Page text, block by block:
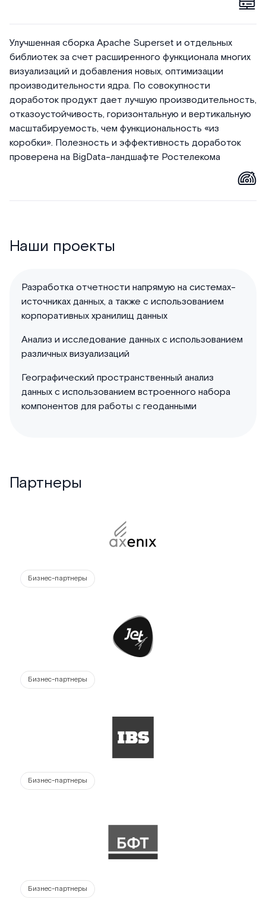
Улучшенная сборка Apache Superset и отдельных
библиотек за счет расширенного функционала многих
визуализаций и добавления новых, оптимизации
производительности ядра. По совокупности
доработок продукт дает лучшую производительность,
отказоустойчивость, горизонтальную и вертикальную
масштабируемость, чем функциональность «из
коробки». Полезность и эффективность доработок
проверена на BigData-ландшафте Ростелекома
Наши проекты
Разработка отчетности напрямую на системах-
источниках данных, а также с использованием
корпоративных хранилищ данных
Анализ и исследование данных с использованием
различных визуализаций
Географический пространственный анализ
данных с использованием встроенного набора
компонентов для работы с геоданными
Партнеры
Бизнес-партнеры
Бизнес-партнеры
Бизнес-партнеры
Бизнес-партнеры